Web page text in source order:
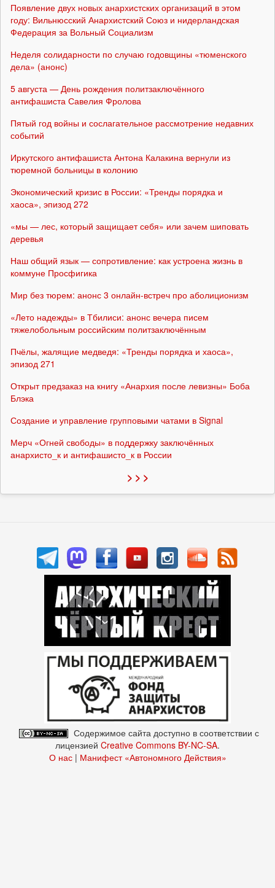
Появление двух новых анархистских организаций в этом
году: Вильнюсский Анархистский Союз и нидерландская
Федерация за Вольный Социализм
Неделя солидарности по случаю годовщины «тюменского
дела» (анонс)
5 августа — День рождения политзаключённого
антифашиста Савелия Фролова
Пятый год войны и сослагательное рассмотрение недавних
событий
Иркутского антифашиста Антона Калакина вернули из
тюремной больницы в колонию
Экономический кризис в России: «Тренды порядка и
хаоса», эпизод 272
«мы — лес, который защищает себя» или зачем шиповать
деревья
Наш общий язык — сопротивление: как устроена жизнь в
коммуне Просфигика
Мир без тюрем: анонс 3 онлайн-встреч про аболиционизм
«Лето надежды» в Тбилиси: анонс вечера писем
тяжелобольным российским политзаключённым
Пчёлы, жалящие медведя: «Тренды порядка и хаоса»,
эпизод 271
Открыт предзаказ на книгу «Анархия после левизны» Боба
Блэка
Создание и управление групповыми чатами в Signal
Мерч «Огней свободы» в поддержку заключённых
анархисто_к и антифашисто_к в России
> > >
Содержимое сайта доступно в соответствии с
лицензией Creative Commons BY-NC-SA.
О нас| Манифест «Автономного Действия»